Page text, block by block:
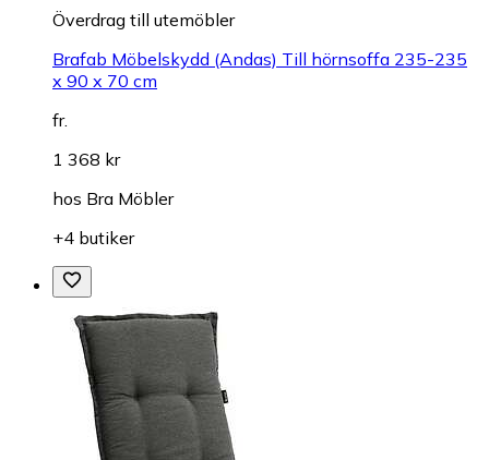
Överdrag till utemöbler
Brafab Möbelskydd (Andas) Till hörnsoffa 235-235
x 90 x 70 cm
fr.
1 368 kr
hos Bra Möbler
+4 butiker